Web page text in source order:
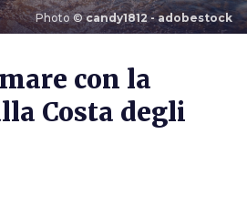
Photo ©candy1812 - adobestock
con la
Costa degli